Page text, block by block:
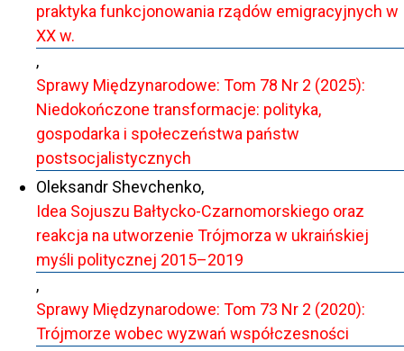
praktyka funkcjonowania rządów emigracyjnych w
XX w.
,
Sprawy Międzynarodowe: Tom 78 Nr 2 (2025):
Niedokończone transformacje: polityka,
gospodarka i społeczeństwa państw
postsocjalistycznych
Oleksandr Shevchenko,
Idea Sojuszu Bałtycko-Czarnomorskiego oraz
reakcja na utworzenie Trójmorza w ukraińskiej
myśli politycznej 2015–2019
,
Sprawy Międzynarodowe: Tom 73 Nr 2 (2020):
Trójmorze wobec wyzwań współczesności